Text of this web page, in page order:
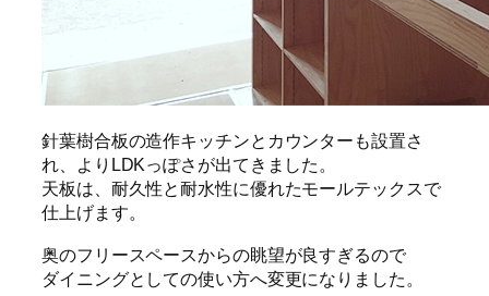
針葉樹合板の造作キッチンとカウンターも設置さ
れ、よりLDKっぽさが出てきました。
天板は、耐久性と耐水性に優れたモールテックスで
仕上げます。
奥のフリースペースからの眺望が良すぎるので
ダイニングとしての使い方へ変更になりました。